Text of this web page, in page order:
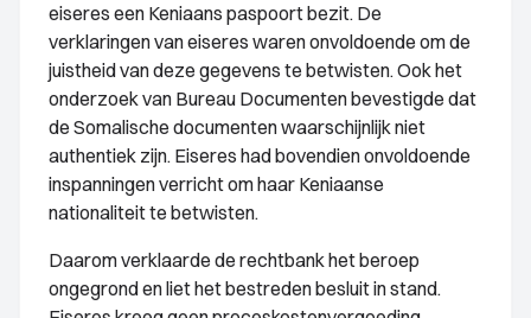
eiseres een Keniaans paspoort bezit. De
verklaringen van eiseres waren onvoldoende om de
juistheid van deze gegevens te betwisten. Ook het
onderzoek van Bureau Documenten bevestigde dat
de Somalische documenten waarschijnlijk niet
authentiek zijn. Eiseres had bovendien onvoldoende
inspanningen verricht om haar Keniaanse
nationaliteit te betwisten.
Daarom verklaarde de rechtbank het beroep
ongegrond en liet het bestreden besluit in stand.